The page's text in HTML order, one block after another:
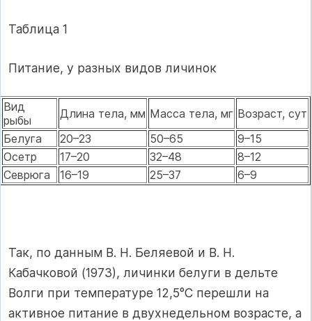
Таблица 1
Питание, у разных видов личинок
Вид
рыбы
Длина тела, мм Масса тела, мг Возраст, сут
Белуга
20–23 50–65
9–15
Осетр
17–20 32–48
8–12
Севрюга
16–19 25–37 6–9
Так, по данным В. Н. Беляевой и В. Н.
Кабачковой (1973), личинки белуги в дельте
Волги при температуре 12,5°С перешли на
активное питание в двухнедельном возрасте, а